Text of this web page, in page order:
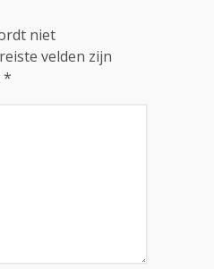
niet
velden zijn
*